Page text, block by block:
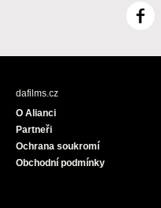
F
c
dafilms.cz
O Alianci
Partneři
Ochrana soukromí
Obchodní podmínky